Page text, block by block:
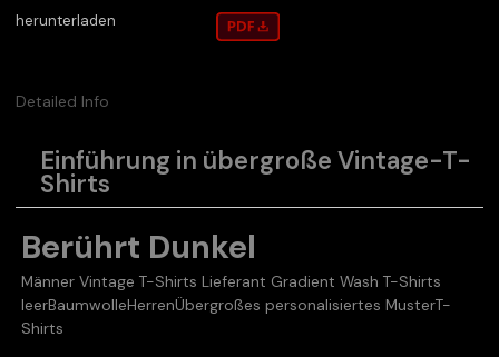
herunterladen
Detailed Info
Einführung in übergroße Vintage-T-
Shirts
Berührt Dunkel
Männer Vintage T-Shirts Lieferant Gradient Wash T-Shirts
leerBaumwolleHerrenÜbergroßes personalisiertes MusterT-
Shirts